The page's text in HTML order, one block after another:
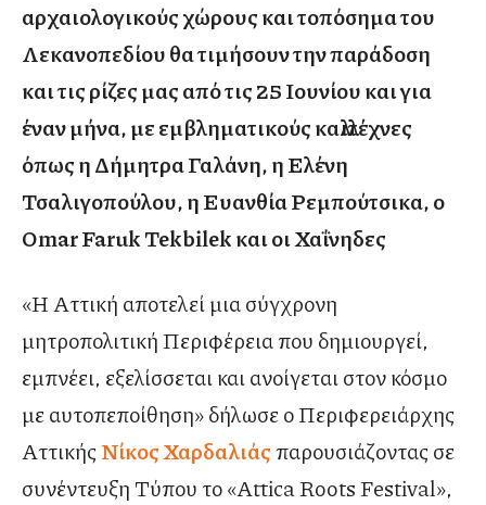
αρχαιολογικούς χώρους και τοπόσημα του
Λεκανοπεδίου θα τιμήσουν την παράδοση
και τις ρίζες μας από τις 25 Ιουνίου και για
έναν μήνα, με εμβληματικούς καλλιτέχνες
όπως η Δήμητρα Γαλάνη, η Ελένη
Τσαλιγοπούλου, η Ευανθία Ρεμπούτσικα, ο
Omar Faruk Tekbilek και οι Χαΐνηδες
«Η Αττική αποτελεί μια σύγχρονη
μητροπολιτική Περιφέρεια που δημιουργεί,
εμπνέει, εξελίσσεται και ανοίγεται στον κόσμο
με αυτοπεποίθηση» δήλωσε ο Περιφερειάρχης
Αττικής Νίκος Χαρδαλιάςπαρουσιάζοντας σε
συνέντευξη Τύπου το «Attica Roots Festival»,